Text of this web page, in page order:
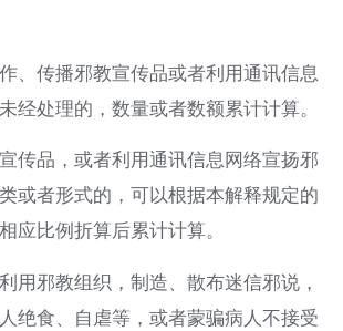
、传播邪教宣传品或者利用通讯信息
经处理的，数量或者数额累计计算。
传品，或者利用通讯信息网络宣扬邪
或者形式的，可以根据本解释规定的
应比例折算后累计计算。
邪教组织，制造、散布迷信邪说，
绝食、自虐等，或者蒙骗病人不接受